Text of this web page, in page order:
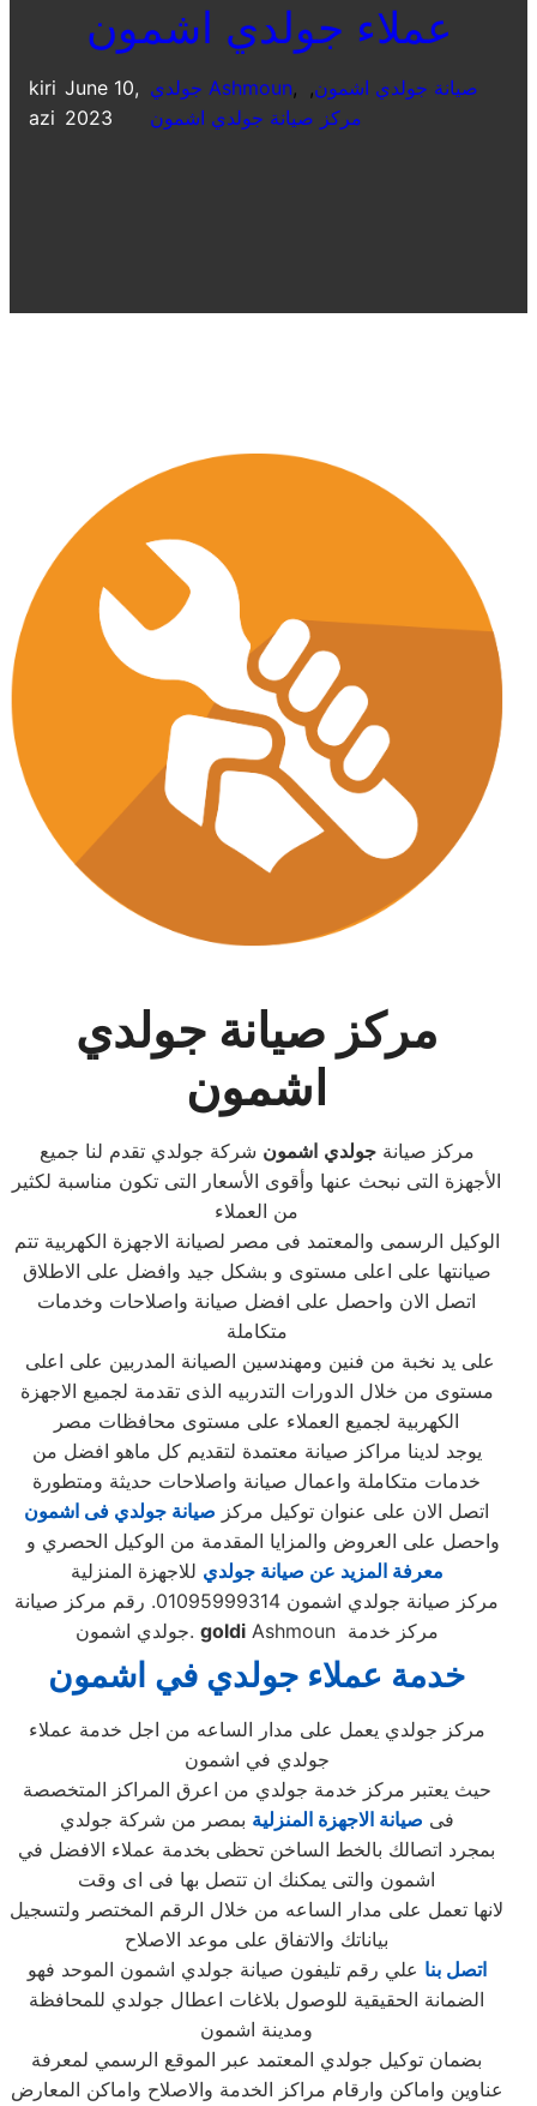
عملاء جولدي اشمون
kiri
azi
June 10,
2023
جولدي Ashmoun, صيانة جولدي اشمون,
مركز صيانة جولدي اشمون
مركز صيانة جولدي
اشمون
مركز صيانةجولدي اشمون شركة جولدي تقدم لنا جميع
الأجهزة التى نبحث عنها وأقوى الأسعار التى تكون مناسبة لكثير
من العملاء
الوكيل الرسمى والمعتمد فى مصر لصيانة الاجهزة الكهربية تتم
صيانتها على اعلى مستوى و بشكل جيد وافضل على الاطلاق
اتصل الان واحصل على افضل صيانة واصلاحات وخدمات
متكاملة
مستوى من خلال الدورات التدربيه الذى تقدمة لجميع الاجهزة
الكهربية لجميع العملاء على مستوى محافظات مصر
يوجد لدينا مراكز صيانة معتمدة لتقديم كل ماهو افضل من
خدمات متكاملة واعمال صيانة واصلاحات حديثة ومتطورة
اتصل الان على عنوان توكيل مركز صيانة جولدي فى اشمون
واحصل على العروض والمزايا المقدمة من الوكيل الحصري و
معرفة المزيد عن صيانة جولدي للاجهزة المنزلية
مركز صيانة جولدي اشمون 01095999314. رقم مركز صيانة
جولدي اشمون. goldi Ashmoun مركز خدمة
خدمة عملاء جولدي في اشمون
مركز جولدي يعمل على مدار الساعه من اجل خدمة عملاء
جولدي في اشمون
حيث يعتبر مركز خدمة جولدي من اعرق المراكز المتخصصة
فى صيانة الاجهزة المنزلية بمصر من شركة جولدي
بمجرد اتصالك بالخط الساخن تحظى بخدمة عملاء الافضل في
اشمون والتى يمكنك ان تتصل بها فى اى وقت
لانها تعمل على مدار الساعه من خلال الرقم المختصر ولتسجيل
بياناتك والاتفاق على موعد الاصلاح
اتصل بنا علي رقم تليفون صيانة جولدي اشمون الموحد فهو
الضمانة الحقيقية للوصول بلاغات اعطال جولدي للمحافظة
ومدينة اشمون
بضمان توكيل جولدي المعتمد عبر الموقع الرسمي لمعرفة
عناوين واماكن وارقام مراكز الخدمة والاصلاح واماكن المعارض